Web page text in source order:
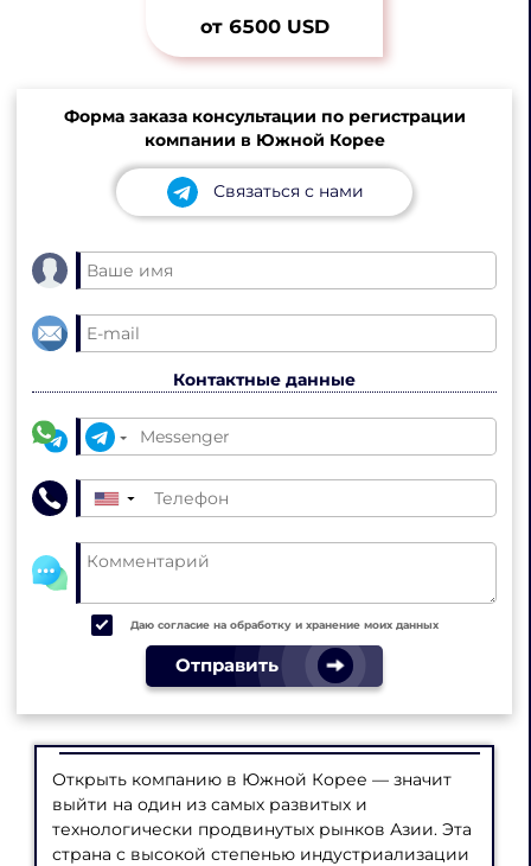
от 6500 USD
Форма заказа консультации по регистрации
компании в Южной Корее
Связаться с нами
Контактные данные
▼
Даю согласие на обработку и хранение моих данных
Отправить
Открыть компанию в Южной Корее — значит
выйти на один из самых развитых и
технологически продвинутых рынков Азии. Эта
страна с высокой степенью индустриализации